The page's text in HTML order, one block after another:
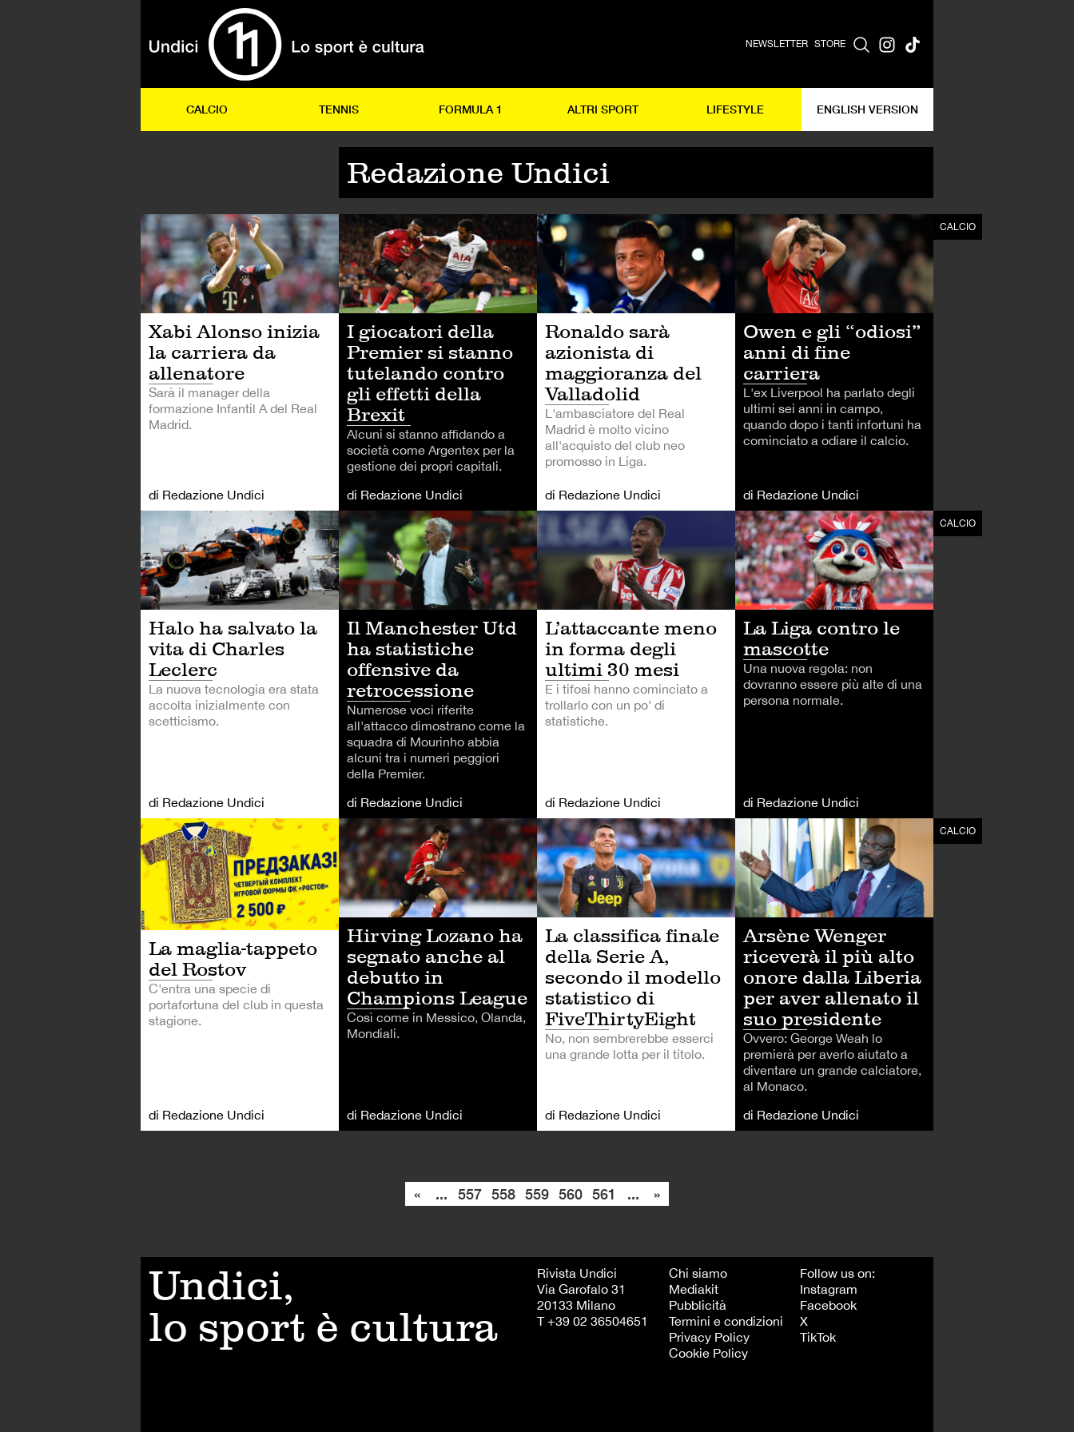
NEWSLETTER STORE
CALCIO TENNIS FORMULA 1 ALTRI SPORT LIFESTYLE ENGLISH VERSION
Redazione Undici
CALCIO
Xabi Alonso inizia
la carriera da
allenatore
Sarà il manager della
formazione Infantil A del Real
Madrid.
di Redazione Undici
CALCIO
I giocatori della
Premier si stanno
tutelando contro
gli effetti della
Brexit
Alcuni si stanno affidando a
società come Argentex per la
gestione dei propri capitali.
di Redazione Undici
CALCIO
Ronaldo sarà
azionista di
maggioranza del
Valladolid
L'ambasciatore del Real
Madrid è molto vicino
all'acquisto del club neo
promosso in Liga.
di Redazione Undici
CALCIO
Owen e gli “odiosi”
anni di fine
carriera
L'ex Liverpool ha parlato degli
ultimi sei anni in campo,
quando dopo i tanti infortuni ha
cominciato a odiare il calcio.
di Redazione Undici
FORMULA 1
Halo ha salvato la
vita di Charles
Leclerc
La nuova tecnologia era stata
accolta inizialmente con
scetticismo.
di Redazione Undici
Il Manchester Utd
ha statistiche
offensive da
retrocessione
Numerose voci riferite
all'attacco dimostrano come la
squadra di Mourinho abbia
alcuni tra i numeri peggiori
della Premier.
di Redazione Undici
CALCIO
L’attaccante meno
in forma degli
ultimi 30 mesi
E i tifosi hanno cominciato a
trollarlo con un po' di
statistiche.
di Redazione Undici
CALCIO
La Liga contro le
mascotte
Una nuova regola: non
dovranno essere più alte di una
persona normale.
di Redazione Undici
CALCIO
La maglia-tappeto
del Rostov
C'entra una specie di
portafortuna del club in questa
stagione.
di Redazione Undici
CALCIO
Hirving Lozano ha
segnato anche al
debutto in
Champions League
Così come in Messico, Olanda,
Mondiali.
di Redazione Undici
La classifica finale
della Serie A,
secondo il modello
statistico di
FiveThirtyEight
No, non sembrerebbe esserci
una grande lotta per il titolo.
di Redazione Undici
CALCIO
Arsène Wenger
riceverà il più alto
onore dalla Liberia
per aver allenato il
suo presidente
Ovvero: George Weah lo
premierà per averlo aiutato a
diventare un grande calciatore,
al Monaco.
di Redazione Undici
« ... 557 558 559 560 561 ... »
Undici,
lo sport è cultura
Rivista Undici
Via Garofalo 31
20133 Milano
T +39 02 36504651
Chi siamo
Mediakit
Pubblicità
Termini e condizioni
Privacy Policy
Cookie Policy
Follow us on:
Instagram
Facebook
X
TikTok